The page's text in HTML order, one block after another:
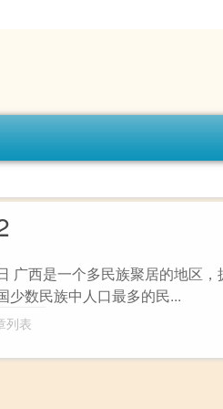
广西是一个多民族聚居的地区
少数民族中人口最多的民...
列表